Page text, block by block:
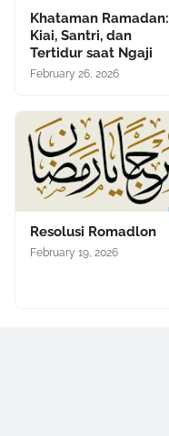
Khataman Ramadan:
Kiai, Santri, dan
Tertidur saat Ngaji
February 26, 2026
Resolusi Romadlon
February 19, 2026